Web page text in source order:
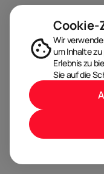
Cookie-
Wir
um Inhalte
Erlebnis zu
Sie auf die